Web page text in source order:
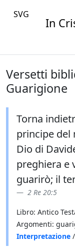
SVG
In
Versetti
Guarigione
Torna
principe del
Dio di
preghiera e
guarirò; il
2 Re 20:5
Libro: Antico
Argomenti:
Interpretazione /